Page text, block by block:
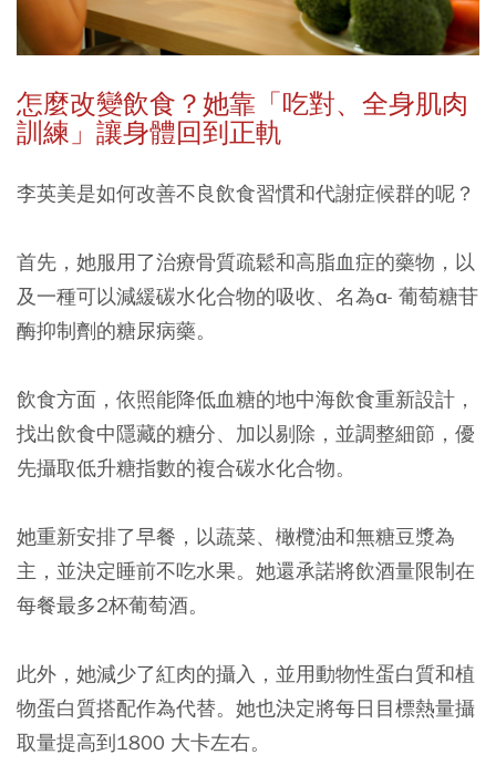
怎麼改變飲食？她靠「吃對、全身肌肉
訓練」讓身體回到正軌
李英美是如何改善不良飲食習慣和代謝症候群的呢？
首先，她服用了治療骨質疏鬆和高脂血症的藥物，以
及一種可以減緩碳水化合物的吸收、名為α- 葡萄糖苷
酶抑制劑的糖尿病藥。
飲食方面，依照能降低血糖的地中海飲食重新設計，
找出飲食中隱藏的糖分、加以剔除，並調整細節，優
先攝取低升糖指數的複合碳水化合物。
她重新安排了早餐，以蔬菜、橄欖油和無糖豆漿為
主，並決定睡前不吃水果。 她還承諾將飲酒量限制在
每餐最多2杯葡萄酒。
此外，她減少了紅肉的攝入，並用動物性蛋白質和植
物蛋白質搭配作為代替。她也決定將每日目標熱量攝
取量提高到1800 大卡左右。